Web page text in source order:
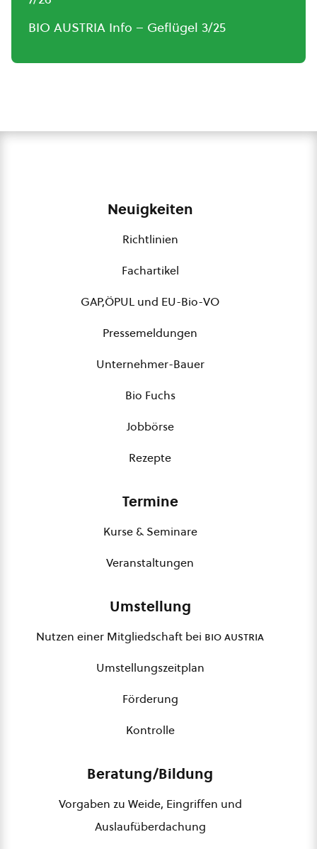
BIO AUSTRIA Info – Geflügel 3/25
Neuigkeiten
Richtlinien
Fachartikel
GAP,ÖPUL und EU-Bio-VO
Pressemeldungen
Unternehmer-Bauer
Bio Fuchs
Jobbörse
Rezepte
Termine
Kurse & Seminare
Veranstaltungen
Umstellung
Nutzen einer Mitgliedschaft bei bio austria
Umstellungszeitplan
Förderung
Kontrolle
Beratung/Bildung
Vorgaben zu Weide, Eingriffen und
Auslaufüberdachung